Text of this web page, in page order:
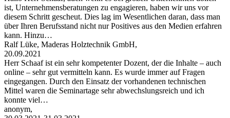
ist, Unternehmensberatungen zu engagieren, haben wir uns vor
diesem Schritt gescheut. Dies lag im Wesentlichen daran, dass man
über Ihren Berufsstand nicht nur Positives aus den Medien erfahren
kann. Hinzu…
Ralf Lüke, Maderas Holztechnik GmbH,
20.09.2021
Herr Schaaf ist ein sehr kompetenter Dozent, der die Inhalte – auch
online – sehr gut vermitteln kann. Es wurde immer auf Fragen
eingegangen. Durch den Einsatz der vorhandenen technischen
Mittel waren die Seminartage sehr abwechslungsreich und ich
konnte viel…
anonym,